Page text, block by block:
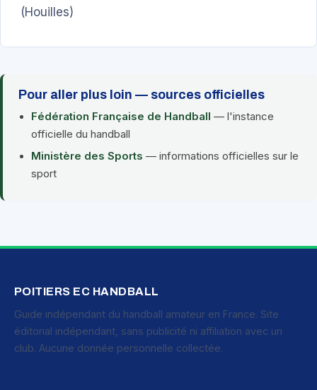
(Houilles)
Pour aller plus loin — sources officielles
Fédération Française de Handball — l'instance
officielle du handball
Ministère des Sports — informations officielles sur le
sport
POITIERS EC HANDBALL
Guide indépendant du handball amateur en France. Site
éditorial indépendant, sans publicité ni affiliation avec un
club. Aucune donnée personnelle collectée.